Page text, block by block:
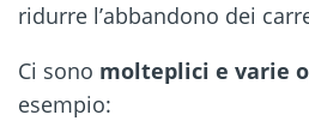
ridurre l’abbandono dei
Ci sono molteplici e varie
esempio: